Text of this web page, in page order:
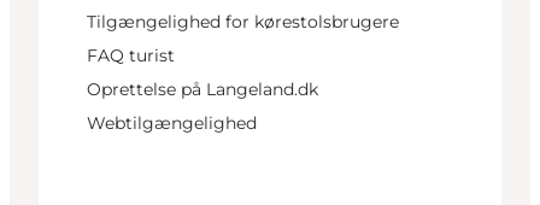
Tilgængelighed for kørestolsbrugere
FAQ turist
Oprettelse på Langeland.dk
Webtilgængelighed